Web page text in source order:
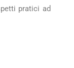
pratici ad